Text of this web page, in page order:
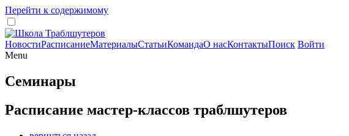
Перейти к содержимому
НовостиРасписаниеМатериалыСтатьиКомандаО насКонтактыПоиск Войти
Menu
Семинары
Расписание мастер-классов траблшутеров